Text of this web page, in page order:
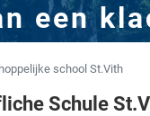
een
school St.Vith
Schule